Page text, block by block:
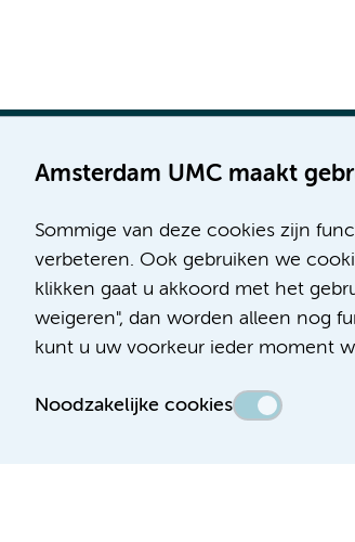
Amsterdam UMC maakt
Sommige van deze cookies zijn
verbeteren. Ook gebruiken we
klikken gaat u akkoord met het
weigeren", dan worden alleen nog
kunt u uw voorkeur ieder moment
Noodzakelijke cookies
Locatie AMC
Meibergdreef 9
1105 AZ Amsterdam
Route en parkeren
Locatie VUmc
De Boelelaan 1117
1081 HV Amsterdam
(020) 444 4444
Route en parkeren